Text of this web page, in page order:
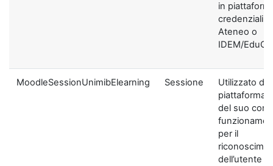
in
credenziali di
Ateneo o
IDEM/
MoodleSessionUnimibElearning Sessione
Utilizzato
piattaforma
del suo
per il
dell’utente